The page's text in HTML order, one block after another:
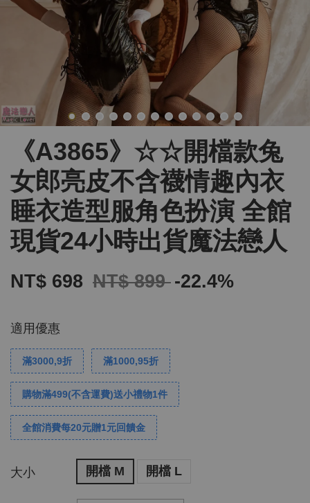
《A3865》☆☆開檔款兔
女郎亮皮不含襪情趣內衣
睡衣造型服角色扮演 全館
現貨24小時出貨魔法戀人
NT$ 698 NT$ 899 -22.4%
適用優惠
滿3000,9折 滿1000,95折
購物滿499(不含運費)送小禮物1件
全館消費每20元贈1元回饋金
大小 開檔 M 開檔 L